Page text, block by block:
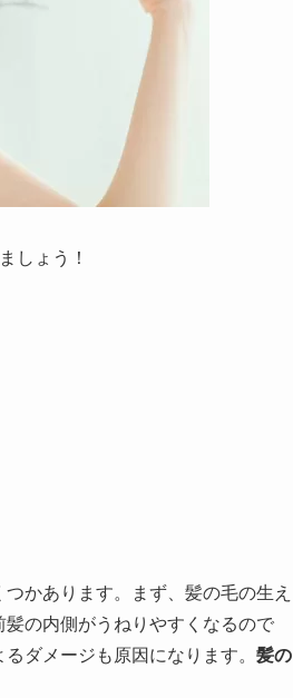
しょう！
かあります。まず、髪の毛の生え
の内側がうねりやすくなるので
ダメージも原因になります。 髪の